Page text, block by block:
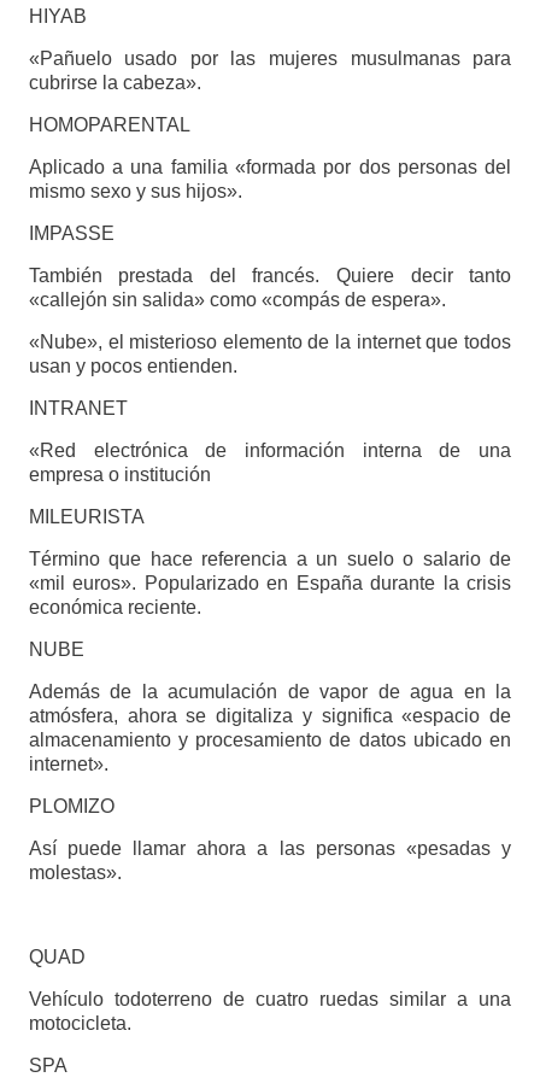
HIYAB
«Pañuelo usado por las mujeres musulmanas para
cubrirse la cabeza».
HOMOPARENTAL
Aplicado a una familia «formada por dos personas del
mismo sexo y sus hijos».
IMPASSE
También prestada del francés. Quiere decir tanto
«callejón sin salida» como «compás de espera».
«Nube», el misterioso elemento de la internet que todos
usan y pocos entienden.
INTRANET
«Red electrónica de información interna de una
empresa o institución
MILEURISTA
Término que hace referencia a un suelo o salario de
«mil euros». Popularizado en España durante la crisis
económica reciente.
NUBE
Además de la acumulación de vapor de agua en la
atmósfera, ahora se digitaliza y significa «espacio de
almacenamiento y procesamiento de datos ubicado en
internet».
PLOMIZO
Así puede llamar ahora a las personas «pesadas y
molestas».
QUAD
Vehículo todoterreno de cuatro ruedas similar a una
motocicleta.
SPA